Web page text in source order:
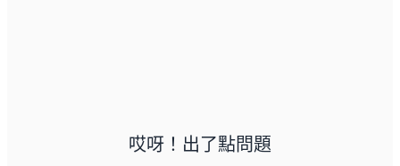
哎呀！出了點問題